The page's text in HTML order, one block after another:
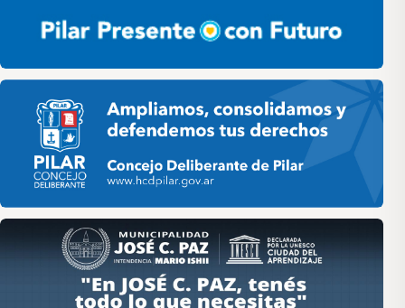
Pilar HCD